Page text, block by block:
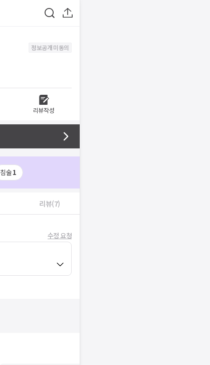
정보공개 미동의
리뷰작성
침술1
리뷰(7)
수정 요청